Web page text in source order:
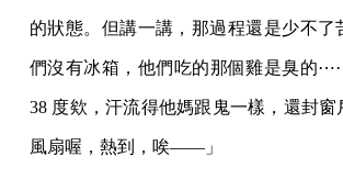
的狀態。但講一講，那過程還是少不了
們沒有冰箱，他們吃的那個雞是臭的
38 度欸，汗流得他媽跟鬼一樣，還封
風扇喔，熱到，唉——」